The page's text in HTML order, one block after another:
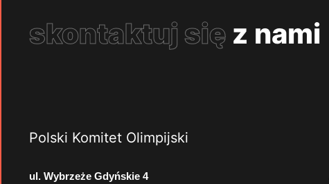
skontaktuj się z nami
Polski Komitet Olimpijski
ul. Wybrzeże Gdyńskie 4